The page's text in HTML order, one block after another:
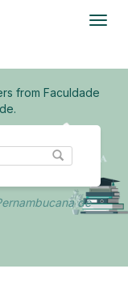
from Faculdade
de